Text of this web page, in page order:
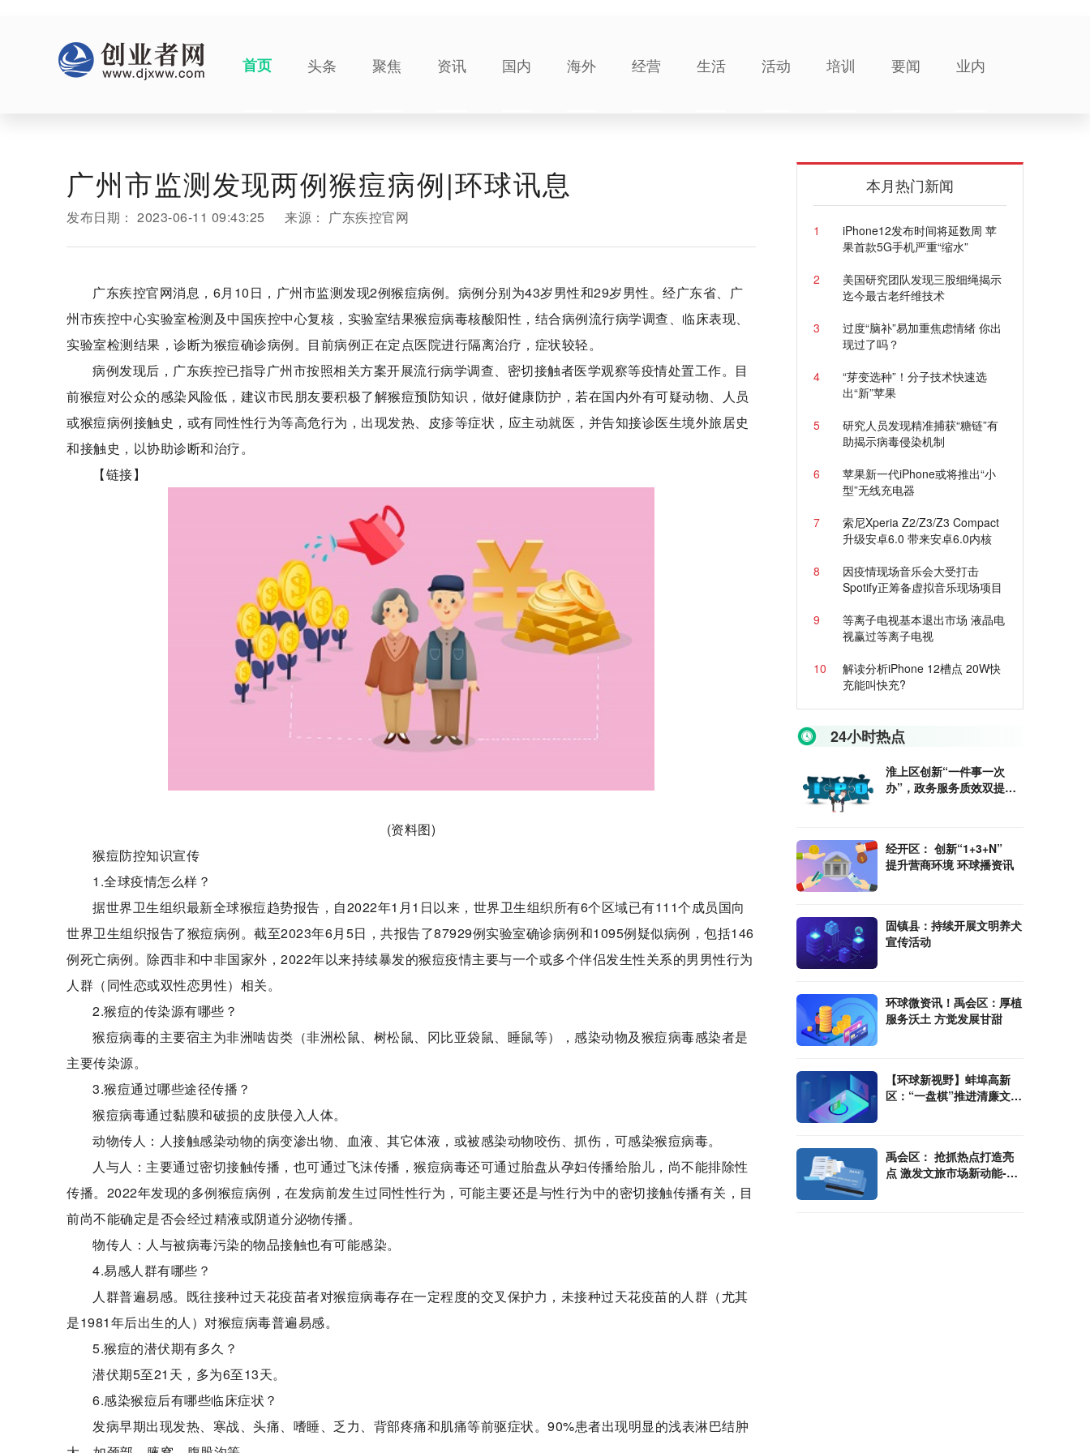
首页 头条 聚焦 资讯 国内 海外 经营 生活 活动 培训 要闻 业内
广州市监测发现两例猴痘病例|环球讯息
发布日期： 2023-06-11 09:43:25 来源： 广东疾控官网
广东疾控官网消息，6月10日，广州市监测发现2例猴痘病例。病例分别为43岁男性和29岁男性。经广东省、广
州市疾控中心实验室检测及中国疾控中心复核，实验室结果猴痘病毒核酸阳性，结合病例流行病学调查、临床表现、
实验室检测结果，诊断为猴痘确诊病例。目前病例正在定点医院进行隔离治疗，症状较轻。
病例发现后，广东疾控已指导广州市按照相关方案开展流行病学调查、密切接触者医学观察等疫情处置工作。目
前猴痘对公众的感染风险低，建议市民朋友要积极了解猴痘预防知识，做好健康防护，若在国内外有可疑动物、人员
或猴痘病例接触史，或有同性性行为等高危行为，出现发热、皮疹等症状，应主动就医，并告知接诊医生境外旅居史
和接触史，以协助诊断和治疗。
【链接】
(资料图)
猴痘防控知识宣传
1.全球疫情怎么样？
据世界卫生组织最新全球猴痘趋势报告，自2022年1月1日以来，世界卫生组织所有6个区域已有111个成员国向
世界卫生组织报告了猴痘病例。截至2023年6月5日，共报告了87929例实验室确诊病例和1095例疑似病例，包括146
例死亡病例。除西非和中非国家外，2022年以来持续暴发的猴痘疫情主要与一个或多个伴侣发生性关系的男男性行为
人群（同性恋或双性恋男性）相关。
2.猴痘的传染源有哪些？
猴痘病毒的主要宿主为非洲啮齿类（非洲松鼠、树松鼠、冈比亚袋鼠、睡鼠等），感染动物及猴痘病毒感染者是
主要传染源。
3.猴痘通过哪些途径传播？
猴痘病毒通过黏膜和破损的皮肤侵入人体。
动物传人：人接触感染动物的病变渗出物、血液、其它体液，或被感染动物咬伤、抓伤，可感染猴痘病毒。
人与人：主要通过密切接触传播，也可通过飞沫传播，猴痘病毒还可通过胎盘从孕妇传播给胎儿，尚不能排除性
传播。2022年发现的多例猴痘病例，在发病前发生过同性性行为，可能主要还是与性行为中的密切接触传播有关，目
前尚不能确定是否会经过精液或阴道分泌物传播。
物传人：人与被病毒污染的物品接触也有可能感染。
4.易感人群有哪些？
人群普遍易感。既往接种过天花疫苗者对猴痘病毒存在一定程度的交叉保护力，未接种过天花疫苗的人群（尤其
是1981年后出生的人）对猴痘病毒普遍易感。
5.猴痘的潜伏期有多久？
潜伏期5至21天，多为6至13天。
6.感染猴痘后有哪些临床症状？
发病早期出现发热、寒战、头痛、嗜睡、乏力、背部疼痛和肌痛等前驱症状。90%患者出现明显的浅表淋巴结肿
本月热门新闻
1
iPhone12发布时间将延数周 苹
果首款5G手机严重“缩水”
2
美国研究团队发现三股细绳揭示
迄今最古老纤维技术
3
过度“脑补”易加重焦虑情绪 你出
现过了吗？
4
“芽变选种”！分子技术快速选
出“新”苹果
5
研究人员发现精准捕获“糖链”有
助揭示病毒侵染机制
6
苹果新一代iPhone或将推出“小
型”无线充电器
7
索尼Xperia Z2/Z3/Z3 Compact
升级安卓6.0 带来安卓6.0内核
8
因疫情现场音乐会大受打击
Spotify正筹备虚拟音乐现场项目
9
等离子电视基本退出市场 液晶电
视赢过等离子电视
10
解读分析iPhone 12槽点 20W快
充能叫快充?
24小时热点
淮上区创新“一件事一次
办”，政务服务质效双提升_
经开区： 创新“1+3+N”
提升营商环境 环球播资讯
固镇县：持续开展文明养犬
宣传活动
环球微资讯！禹会区：厚植
服务沃土 方觉发展甘甜
【环球新视野】蚌埠高新
区：“一盘棋”推进清廉文化
禹会区： 抢抓热点打造亮
点 激发文旅市场新动能-环